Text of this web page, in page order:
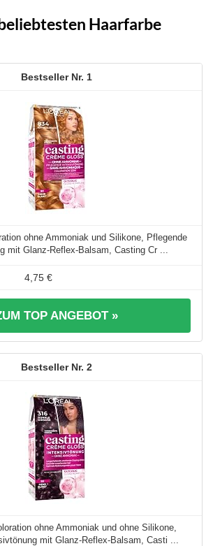
Haarfarbe
1
ohne Ammoniak und Silikone, Pflegende
mit Glanz-Reflex-Balsam, Casting Cr ...
4,75 €
TOP ANGEBOT »
2
ohne Ammoniak und ohne Silikone,
mit Glanz-Reflex-Balsam, Casti ...